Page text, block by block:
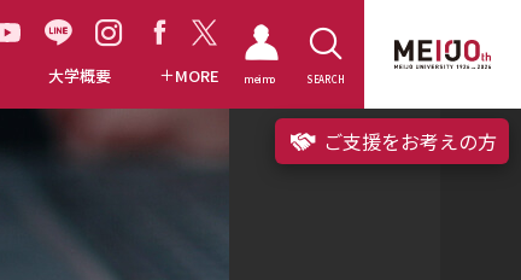
大学概要 MORE meimo SEARCH
ご支援をお考えの方